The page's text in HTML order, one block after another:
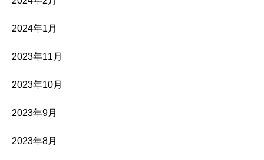
2024年1月
2023年11月
2023年10月
2023年9月
2023年8月